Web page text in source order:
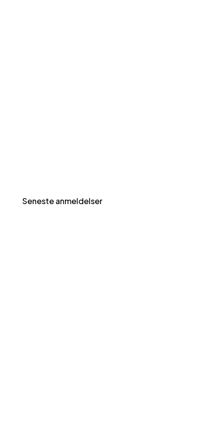
Seneste anmeldelser